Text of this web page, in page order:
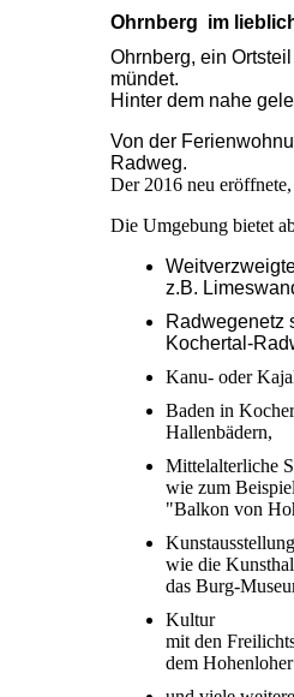
Ohrnberg im
Ohrnberg, ein
mündet.
Hinter dem nahe
Von der
Radweg.
Der 2016 neu
Die Umgebung bietet
z.B.
Radwegenetz
Kochertal-
Kanu- oder
Baden in
Hallenbädern,
Mittelalterliche
wie zum
"Balkon von
wie die
das Burg-
Kultur
mit den
dem